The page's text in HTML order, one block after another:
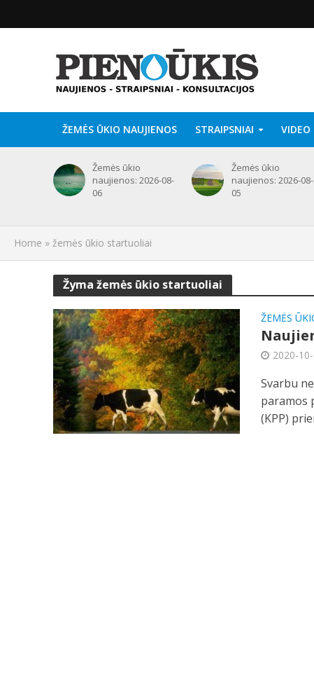
ŽEMĖS ŪKIO NAUJIENOS STRAIPSNIAI VIDEO
Žemės ūkio
naujienos: 2026-08-
06
Žemės ūkio
naujienos: 2026-08-
05
Home » žemės ūkio startuoliai
Žyma žemės ūkio startuoliai
ŽEMĖS
2020-
Svarbu
paramos
(KPP)